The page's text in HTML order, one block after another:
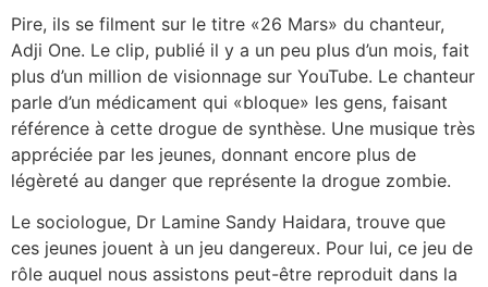
Pire, ils se filment sur le titre «26 Mars» du chanteur,
Adji One. Le clip, publié il y a un peu plus d’un mois, fait
plus d’un million de visionnage sur YouTube. Le chanteur
parle d’un médicament qui «bloque» les gens, faisant
référence à cette drogue de synthèse. Une musique très
appréciée par les jeunes, donnant encore plus de
légèreté au danger que représente la drogue zombie.
Le sociologue, Dr Lamine Sandy Haidara, trouve que
ces jeunes jouent à un jeu dangereux. Pour lui, ce jeu de
rôle auquel nous assistons peut-être reproduit dans la